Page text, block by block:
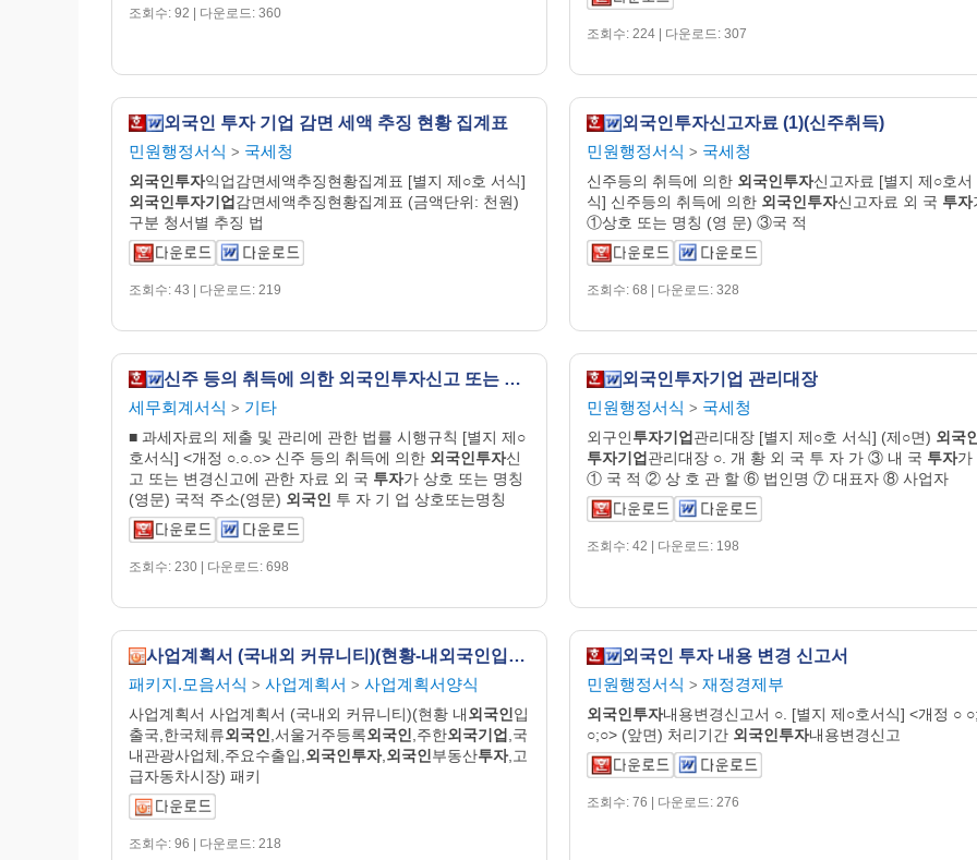
조회수: 92 | 다운로드: 360
조회수: 224 | 다운로드: 307
외국인 투자 기업 감면 세액 추징 현황 집계표
민원행정서식 > 국세청
외국인투자익업감면세액추징현황집계표 [별지 제○호 서식]
외국인투자기업감면세액추징현황집계표 (금액단위: 천원)
구분 청서별 추징 법
조회수: 43 | 다운로드: 219
외국인투자신고자료 (1)(신주취득)
민원행정서식 > 국세청
신주등의 취득에 의한 외국인투자신고자료 [별지 제○호서
식] 신주등의 취득에 의한 외국인투자신고자료 외 국 투자
①상호 또는 명칭 (영 문) ③국 적
조회수: 68 | 다운로드: 328
신주 등의 취득에 의한 외국인투자신고 또는 변경신고에 관한 자료 [과세자료의 제출 및 관리에 관한 법률 시행규칙 서식46]
세무회계서식 > 기타
■ 과세자료의 제출 및 관리에 관한 법률 시행규칙 [별지 제○
호서식] <개정 ○.○.○> 신주 등의 취득에 의한 외국인투자신
고 또는 변경신고에 관한 자료 외 국 투자가 상호 또는 명칭
(영문) 국적 주소(영문) 외국인 투 자 기 업 상호또는명칭
조회수: 230 | 다운로드: 698
외국인투자기업 관리대장
민원행정서식 > 국세청
외구인투자기업관리대장 [별지 제○호 서식] (제○면) 외국
투자기업관리대장 ○. 개 황 외 국 투 자 가 ③ 내 국 투자가
① 국 적 ② 상 호 관 할 ⑥ 법인명 ⑦ 대표자 ⑧ 사업자
조회수: 42 | 다운로드: 198
사업계획서 (국내외 커뮤니티)(현황-내외국인입출국,한국체류외국인,서울거주등록외국인,주한외국기업,국내관광사업체,주요수출입,외국인투자,외국인부동산투자,고급자동차시장)
패키지.모음서식 > 사업계획서 > 사업계획서양식
사업계획서 사업계획서 (국내외 커뮤니티)(현황 내외국인입
출국,한국체류외국인 ,서울거주등록외국인 ,주한외국기업 ,국
내관광사업체,주요수출입, 외국인투자, 외국인부동산투자,고
급자동차시장) 패키
조회수: 96 | 다운로드: 218
외국인 투자 내용 변경 신고서
민원행정서식 > 재정경제부
외국인투자내용변경신고서 ○. [별지 제○호서식] <개정 ○
○;○> (앞면) 처리기간 외국인투자내용변경신고
조회수: 76 | 다운로드: 276